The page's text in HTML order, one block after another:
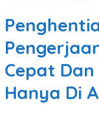
Cepat
Hanya Di